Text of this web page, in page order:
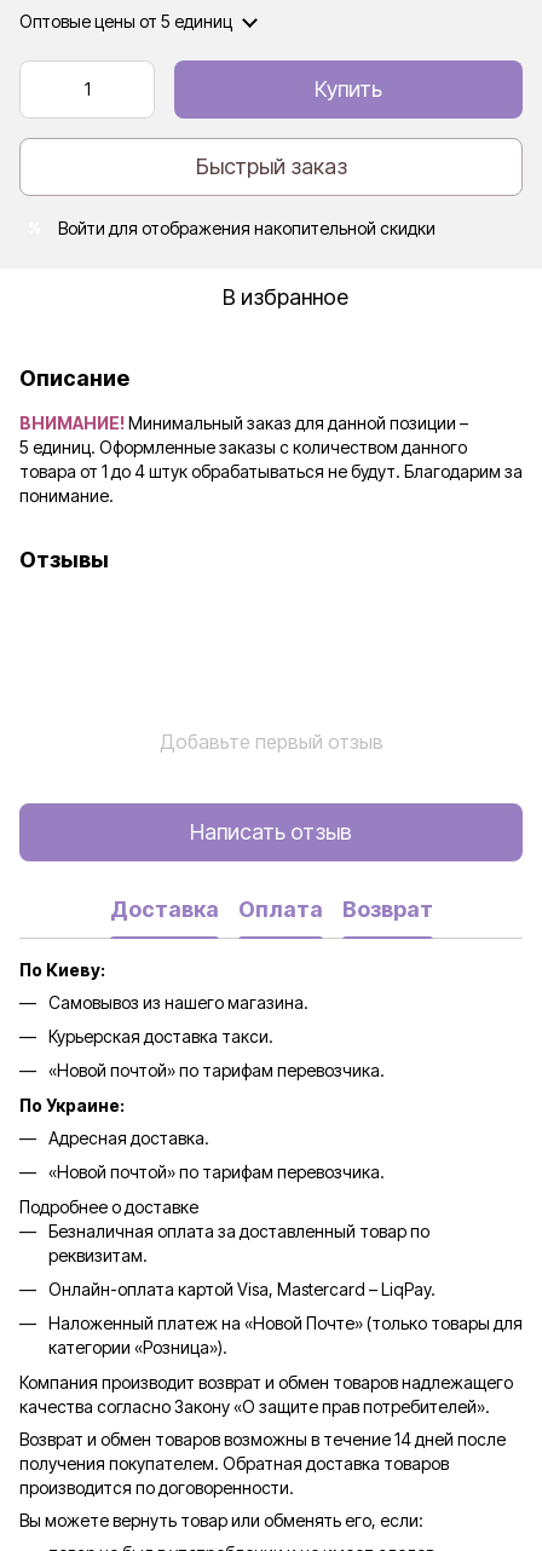
Оптовые цены от 5 единиц
Купить
Быстрый заказ
Войти для отображения накопительной скидки
В избранное
Описание
ВНИМАНИЕ!Минимальный заказ для данной позиции –
5 единиц. Оформленные заказы с количеством данного
товара от 1 до 4 штук обрабатываться не будут. Благодарим за
понимание.
Отзывы
Добавьте первый отзыв
Написать отзыв
Доставка Оплата Возврат
По Киеву:
Самовывоз из нашего магазина.
Курьерская доставка такси.
«Новой почтой» по тарифам перевозчика.
По Украине:
Адресная доставка.
«Новой почтой» по тарифам перевозчика.
Подробнее о доставке
Безналичная оплата за доставленный товар по
реквизитам.
Онлайн-оплата картой Visa, Mastercard – LiqPay.
Наложенный платеж на «Новой Почте» (только товары для
категории «Розница»).
Компания производит возврат и обмен товаров надлежащего
качества согласно Закону «О защите прав потребителей».
Возврат и обмен товаров возможны в течение 14 дней после
получения покупателем. Обратная доставка товаров
производится по договоренности.
Вы можете вернуть товар или обменять его, если: